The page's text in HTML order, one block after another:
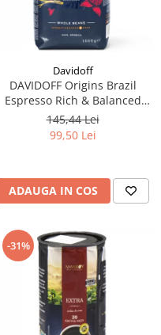
Davidoff
DAVIDOFF Origins Brazil
Espresso Rich & Balanced
Cafea Boabe 1Kg
145,44 Lei
99,50 Lei
ADAUGA IN COS
-31%